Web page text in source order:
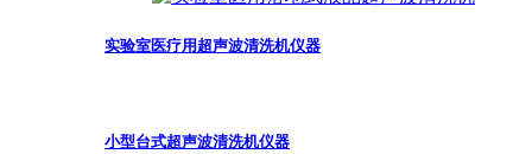
实验室医疗用超声波清洗机仪器
小型台式超声波清洗机仪器